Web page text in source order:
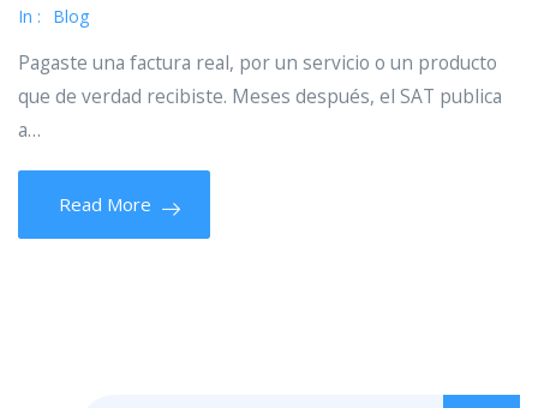
In : Blog
Pagaste una factura real, por un servicio o un producto
que de verdad recibiste. Meses después, el SAT publica
a…
Read More